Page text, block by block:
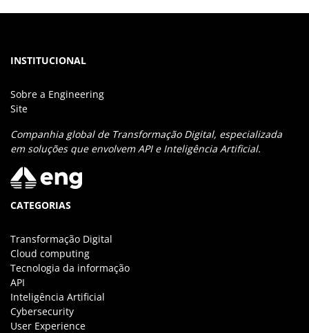
INSTITUCIONAL
Sobre a Engineering
Site
Companhia global de Transformação Digital, especializada
em soluções que envolvem API e Inteligência Artificial.
CATEGORIAS
Transformação Digital
Cloud computing
Tecnologia da informação
API
Inteligência Artificial
Cybersecurity
User Experience